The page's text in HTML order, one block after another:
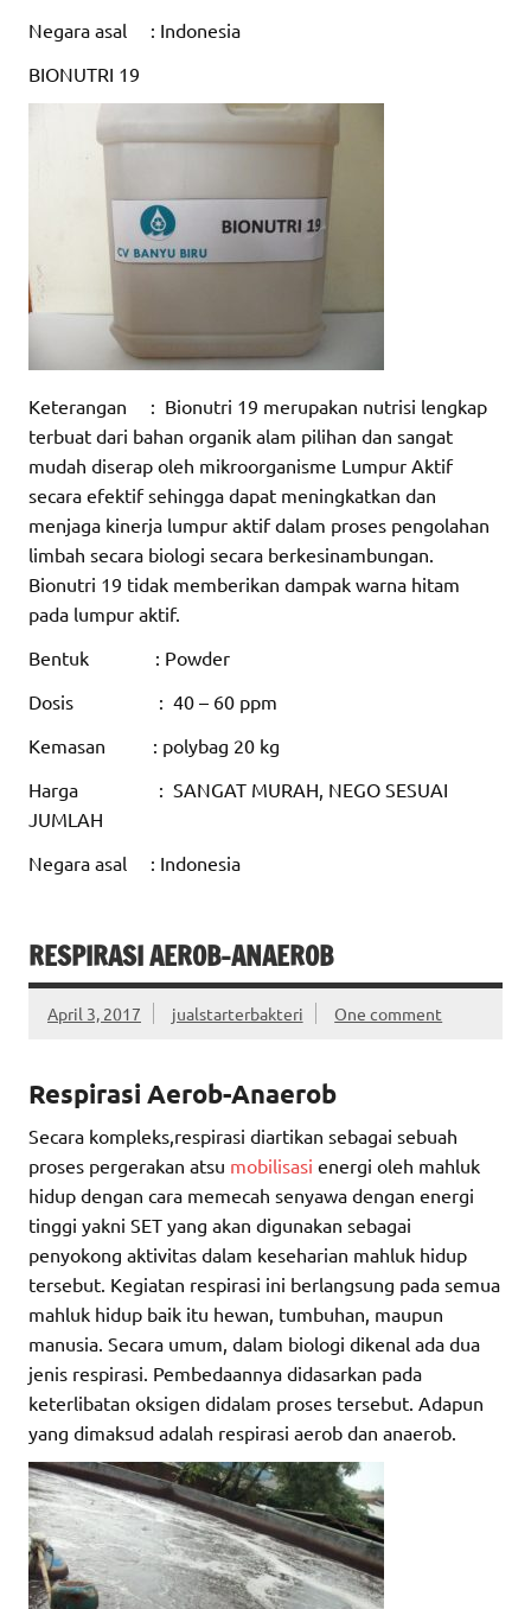
Negara asal : Indonesia
BIONUTRI 19
Keterangan : Bionutri 19 merupakan nutrisi lengkap
terbuat dari bahan organik alam pilihan dan sangat
mudah diserap oleh mikroorganisme Lumpur Aktif
secara efektif sehingga dapat meningkatkan dan
menjaga kinerja lumpur aktif dalam proses pengolahan
limbah secara biologi secara berkesinambungan.
Bionutri 19 tidak memberikan dampak warna hitam
pada lumpur aktif.
Bentuk : Powder
Dosis : 40 – 60 ppm
Kemasan : polybag 20 kg
Harga : SANGAT MURAH, NEGO SESUAI
JUMLAH
Negara asal : Indonesia
RESPIRASI AEROB-ANAEROB
April 3, 2017 jualstarterbakteri One comment
Respirasi Aerob-Anaerob
Secara kompleks,respirasi diartikan sebagai sebuah
proses pergerakan atsu mobilisasi energi oleh mahluk
hidup dengan cara memecah senyawa dengan energi
tinggi yakni SET yang akan digunakan sebagai
penyokong aktivitas dalam keseharian mahluk hidup
tersebut. Kegiatan respirasi ini berlangsung pada semua
mahluk hidup baik itu hewan, tumbuhan, maupun
manusia. Secara umum, dalam biologi dikenal ada dua
jenis respirasi. Pembedaannya didasarkan pada
keterlibatan oksigen didalam proses tersebut. Adapun
yang dimaksud adalah respirasi aerob dan anaerob.